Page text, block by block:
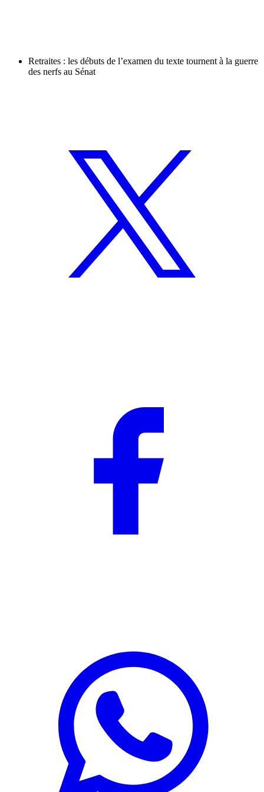
Retraites : les débuts de l’examen du texte tournent à la guerre
des nerfs au Sénat